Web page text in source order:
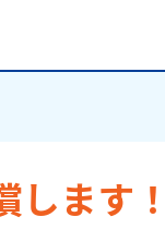
ます！